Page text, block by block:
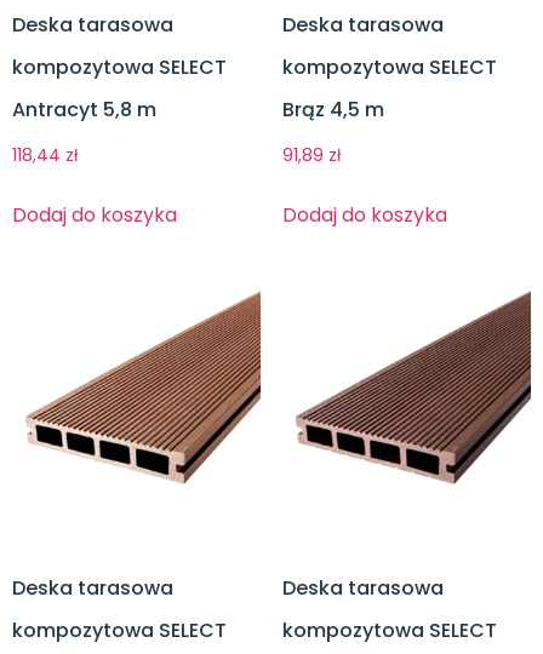
Deska tarasowa
kompozytowa SELECT
Antracyt 5,8 m
118,44 zł
Dodaj do koszyka
Deska tarasowa
kompozytowa SELECT
Brąz 4,5 m
91,89 zł
Dodaj do koszyka
Deska tarasowa
kompozytowa SELECT
Deska tarasowa
kompozytowa SELECT